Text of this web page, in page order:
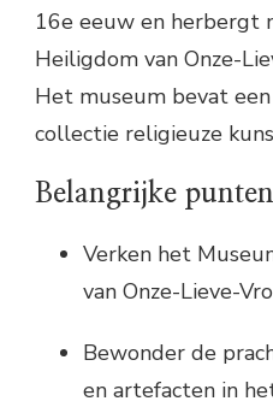
16e eeuw en herbergt
Heiligdom van Onze-
Het museum bevat
collectie religieuze
Belangrijke
Verken het
van Onze-Lieve-
Bewonder de
en artefacten in